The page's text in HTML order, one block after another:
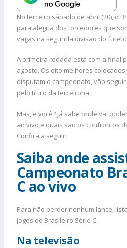
No terceiro sábado de abril (20), o
para alegria dos torcedores que
vagas na segunda divisão do
A primeira rodada está com a final
agosto. Os oito melhores
disputam o campeonato, vão
pelo título da terceirona.
Mas, e você? Já sabe onde vai
ao vivo e quais são os confrontos
Confira a seguir!
Saiba onde
Campeonato
C ao vivo
Para não perder nenhum lance,
jogos do Brasileiro Série C:
Na televisão